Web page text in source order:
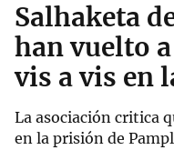
Salhaketa
han vuelto
vis a vis en
La asociación critica
en la prisión de